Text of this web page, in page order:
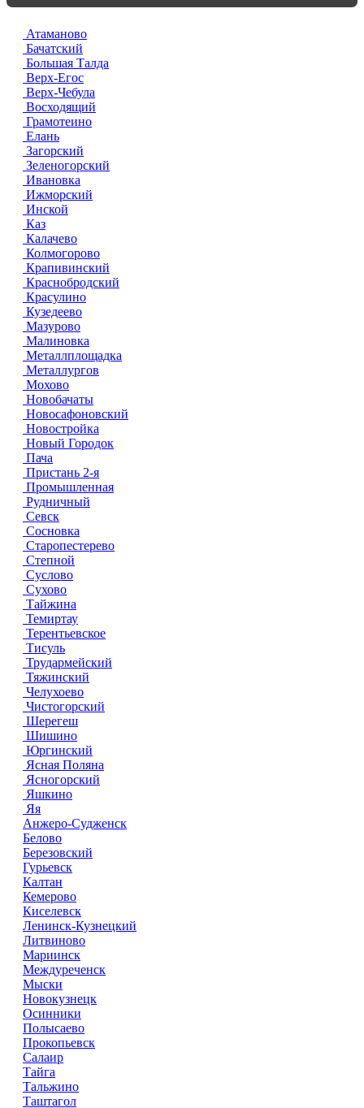
Атаманово
Бачатский
Большая Талда
Верх-Егос
Верх-Чебула
Восходящий
Грамотеино
Елань
Загорский
Зеленогорский
Ивановка
Ижморский
Инской
Каз
Калачево
Колмогорово
Крапивинский
Краснобродский
Красулино
Кузедеево
Мазурово
Малиновка
Металлплощадка
Металлургов
Мохово
Новобачаты
Новосафоновский
Новостройка
Новый Городок
Пача
Пристань 2-я
Промышленная
Рудничный
Севск
Сосновка
Старопестерево
Степной
Суслово
Сухово
Тайжина
Темиртау
Терентьевское
Тисуль
Трудармейский
Тяжинский
Челухоево
Чистогорский
Шерегеш
Шишино
Юргинский
Ясная Поляна
Ясногорский
Яшкино
Яя
Анжеро-Судженск
Белово
Березовский
Гурьевск
Калтан
Кемерово
Киселевск
Ленинск-Кузнецкий
Литвиново
Мариинск
Междуреченск
Мыски
Новокузнецк
Осинники
Полысаево
Прокопьевск
Салаир
Тайга
Тальжино
Таштагол